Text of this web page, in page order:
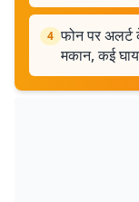
4 फोन पर
मकान, कई